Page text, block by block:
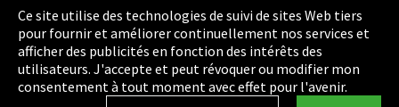
Politique de confidentialité
Cookie Settings
Termes et Conditions
Ce site utilise des technologies de suivi de sites Web tiers
pour fournir et améliorer continuellement nos services et
afficher des publicités en fonction des intérêts des
utilisateurs. J'accepte et peut révoquer ou modifier mon
consentement à tout moment avec effet pour l'avenir.